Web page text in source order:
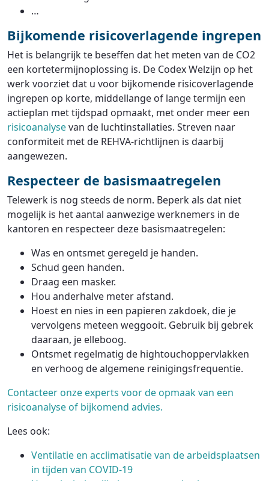
…
Bijkomende risicoverlagende ingrepen
Het is belangrijk te beseffen dat het meten van de CO2
een kortetermijnoplossing is. De Codex Welzijn op het
werk voorziet dat u voor bijkomende risicoverlagende
ingrepen op korte, middellange of lange termijn een
actieplan met tijdspad opmaakt, met onder meer een
risicoanalysevan de luchtinstallaties. Streven naar
conformiteit met de REHVA-richtlijnen is daarbij
aangewezen.
Respecteer de basismaatregelen
Telewerk is nog steeds de norm. Beperk als dat niet
mogelijk is het aantal aanwezige werknemers in de
kantoren en respecteer deze basismaatregelen:
Was en ontsmet geregeld je handen.
Schud geen handen.
Draag een masker.
Hou anderhalve meter afstand.
Hoest en nies in een papieren zakdoek, die je
vervolgens meteen weggooit. Gebruik bij gebrek
daaraan, je elleboog.
Ontsmet regelmatig de hightouchoppervlakken
en verhoog de algemene reinigingsfrequentie.
Contacteer onze experts voor de opmaak van een
risicoanalyse of bijkomend advies.
Lees ook:
Ventilatie en acclimatisatie van de arbeidsplaatsen
in tijden van COVID-19